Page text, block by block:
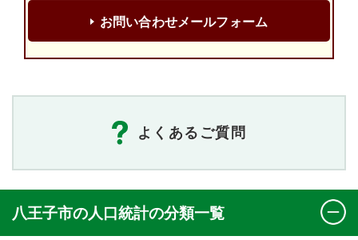
お問い合わせメールフォーム
よくあるご質問
八王子市の人口統計の分類一覧